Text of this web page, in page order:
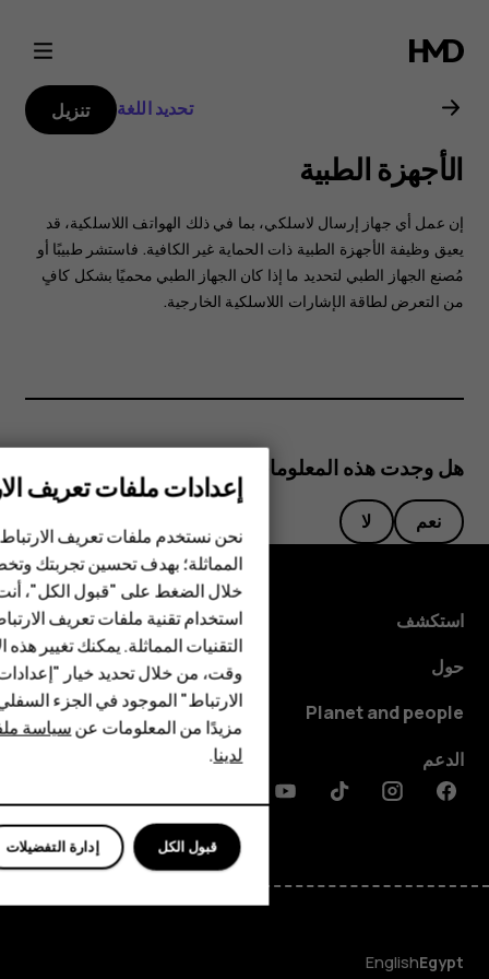
دليل
مستخدم
هاتف
Nokia
8.1
الهواتف الذكية
الهواتف المميزة
HMD Terra M
HMD DUB
HMD Watch
للأعمال
الأجهزة اللوحية
تحديد اللغة تنزيل
الأجهزة الطبية
‏‫إن عمل أي جهاز إرسال لاسلكي، بما في ذلك الهواتف اللاسلكية، قد
يعيق وظيفة الأجهزة الطبية ذات الحماية غير الكافية.‬ فاستشر طبيبًا أو
مُصنع الجهاز الطبي لتحديد ما إذا كان الجهاز الطبي محميًا بشكل كافٍ
من التعرض لطاقة الإشارات اللاسلكية الخارجية.
هل وجدت هذه المعلومات مفيدة؟
نعم لا
استكشف
حول
Planet and people
الدعم
Facebook
Instagram
Tiktok
Youtube
Linkedin
Discord
Egypt
English
إعدادات ملفات تعريف
نحن نستخدم ملفات تعريف
المماثلة؛ بهدف تحسين تجربتك
خلال الضغط على "قبول الكل"،
استخدام تقنية ملفات تعريف
التقنيات المماثلة. يمكنك تغيير
وقت، من خلال تحديد خيار
الارتباط" الموجود في الجزء
مزيدًا من المعلومات عنسياسة
لدينا.
إدارة التفضيلات قبول الكل